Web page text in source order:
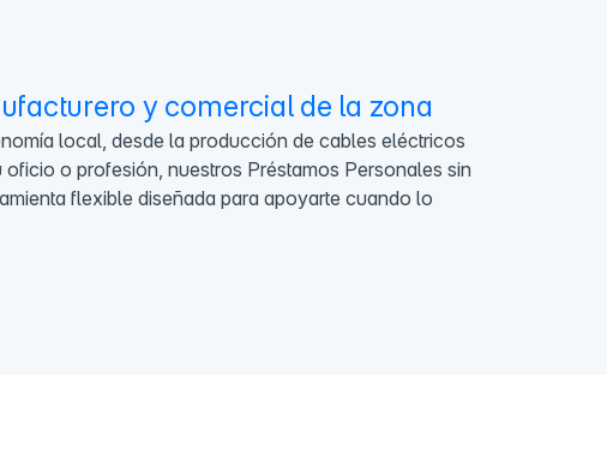
y comercial de la zona
local, desde la producción de cables eléctricos
o profesión, nuestros Préstamos Personales sin
flexible diseñada para apoyarte cuando lo